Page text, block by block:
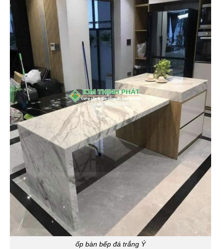
ốp bàn bếp đá trắng Ý